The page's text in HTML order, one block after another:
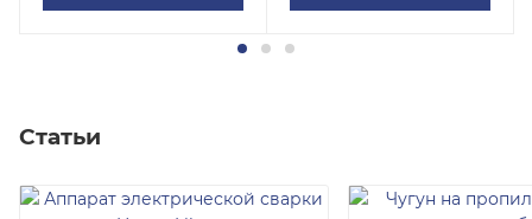
Статьи